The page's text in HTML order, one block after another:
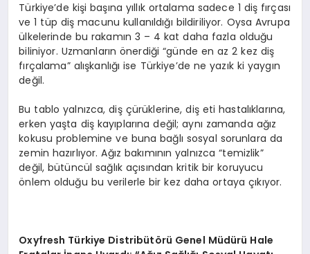
Türkiye’de kişi başına yıllık ortalama sadece 1 diş fırçası
ve 1 tüp diş macunu kullanıldığı bildiriliyor. Oysa Avrupa
ülkelerinde bu rakamın 3 – 4 kat daha fazla olduğu
biliniyor. Uzmanların önerdiği “günde en az 2 kez diş
fırçalama” alışkanlığı ise Türkiye’de ne yazık ki yaygın
değil.
Bu tablo yalnızca, diş çürüklerine, diş eti hastalıklarına,
erken yaşta diş kayıplarına değil; aynı zamanda ağız
kokusu problemine ve buna bağlı sosyal sorunlara da
zemin hazırlıyor. Ağız bakımının yalnızca “temizlik”
değil, bütüncül sağlık açısından kritik bir koruyucu
önlem olduğu bu verilerle bir kez daha ortaya çıkıyor.
Oxyfresh Türkiye Distribütörü Genel Müdürü Hale